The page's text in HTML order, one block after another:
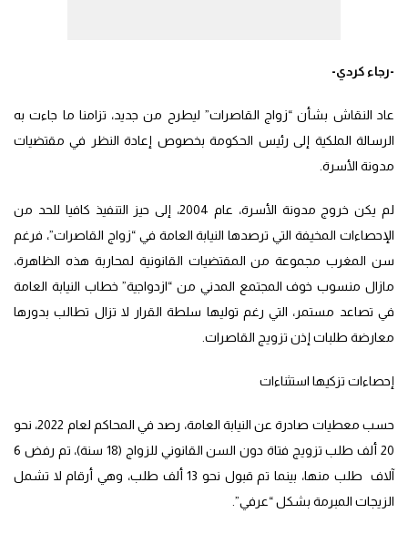
-رجاء كردي-
عاد النقاش بشأن “زواج القاصرات” ليطرح من جديد، تزامنا ما جاءت به
الرسالة الملكية إلى رئيس الحكومة بخصوص إعادة النظر في مقتضيات
مدونة الأسرة.
لم يكن خروج مدونة الأسرة، عام 2004، إلى حيز التنفيذ كافيا للحد من
الإحصاءات المخيفة التي ترصدها النيابة العامة في “زواج القاصرات”، فرغم
سن المغرب مجموعة من المقتضيات القانونية لمحاربة هذه الظاهرة،
مازال منسوب خوف المجتمع المدني من “ازدواجية” خطاب النيابة العامة
في تصاعد مستمر، التي رغم توليها سلطة القرار لا تزال تطالب بدورها
معارضة طلبات إذن تزويج القاصرات.
إحصاءات تزكيها استثناءات
حسب معطيات صادرة عن النيابة العامة، رصد في المحاكم لعام 2022، نحو
20 ألف طلب تزويج فتاة دون السن القانوني للزواج (18 سنة)، تم رفض 6
آلاف طلب منها، بينما تم قبول نحو 13 ألف طلب، وهي أرقام لا تشمل
الزيجات المبرمة بشكل “عرفي”.